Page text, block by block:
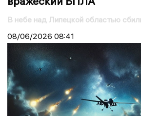
В небе над Липецкой областью
08/06/2026 08:41